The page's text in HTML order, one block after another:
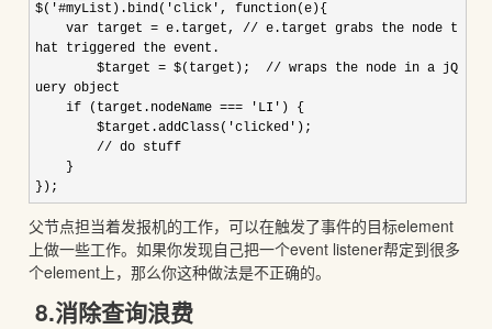
$( '#myList).bind( 'click ' , function(e){
var target = e.target, // e.target grabs the node t
hat triggered the event.
$target = $(target); // wraps the node in a jQ
uery object
if (target.nodeName ===
' LI ' ) {
$target.addClass( 'clicked ' );
// do stuff
}
});
父节点担当着发报机的工作，可以在触发了事件的目标element
上做一些工作。如果你发现自己把一个event listener帮定到很多
个element上，那么你这种做法是不正确的。
8.消除查询浪费